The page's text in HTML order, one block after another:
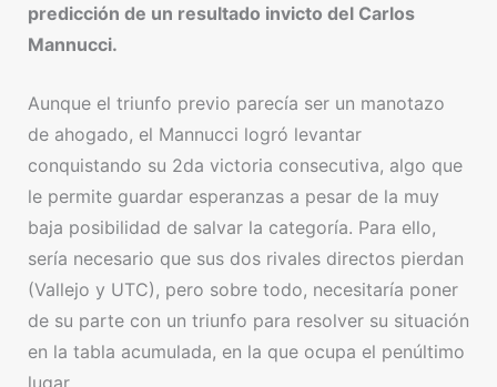
predicción de un resultado invicto del Carlos
Mannucci.
Aunque el triunfo previo parecía ser un manotazo
de ahogado, el Mannucci logró levantar
conquistando su 2da victoria consecutiva, algo que
le permite guardar esperanzas a pesar de la muy
baja posibilidad de salvar la categoría. Para ello,
sería necesario que sus dos rivales directos pierdan
(Vallejo y UTC), pero sobre todo, necesitaría poner
de su parte con un triunfo para resolver su situación
en la tabla acumulada, en la que ocupa el penúltimo